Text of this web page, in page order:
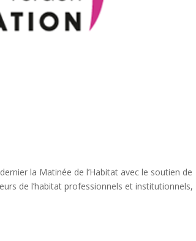
la Matinée de l’Habitat avec le soutien de
de l’habitat professionnels et institutionnels,